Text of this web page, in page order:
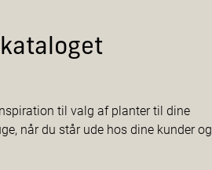
til valg af planter til dine
når du står ude hos dine kunder og